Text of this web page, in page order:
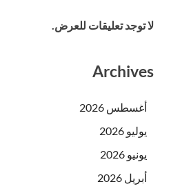
لا توجد تعليقات للعرض.
Archives
أغسطس 2026
يوليو 2026
يونيو 2026
أبريل 2026